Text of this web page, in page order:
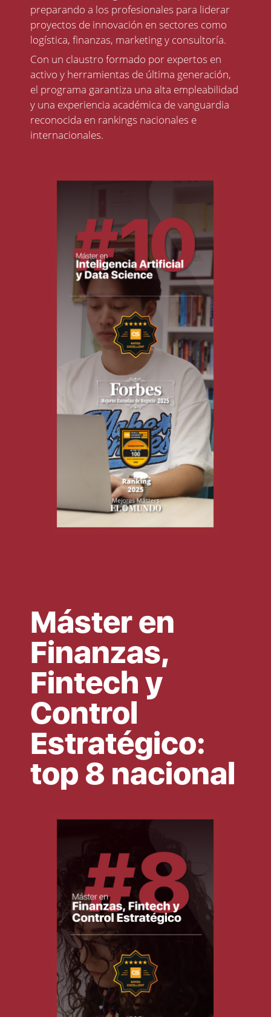
preparando a los profesionales para liderar
proyectos de innovación en sectores como
logística, finanzas, marketing y consultoría.
Con un claustro formado por expertos en
activo y herramientas de última generación,
el programa garantiza una alta empleabilidad
y una experiencia académica de vanguardia
reconocida en rankings nacionales e
internacionales.
Máster en
Finanzas,
Fintech y
Control
Estratégico:
top 8 nacional